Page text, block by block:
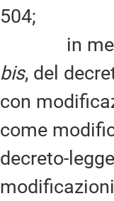
504;
in merito
bis, del
con
come
decreto-